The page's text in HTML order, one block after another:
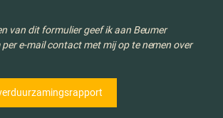
van dit formulier geef ik aan Beumer
e-mail contact met mij op te nemen over